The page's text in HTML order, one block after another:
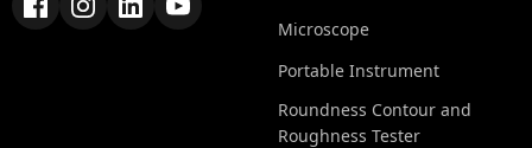
Microscope
Portable Instrument
Roundness Contour and
Roughness Tester